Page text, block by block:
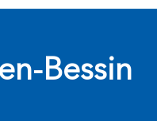
Bessin